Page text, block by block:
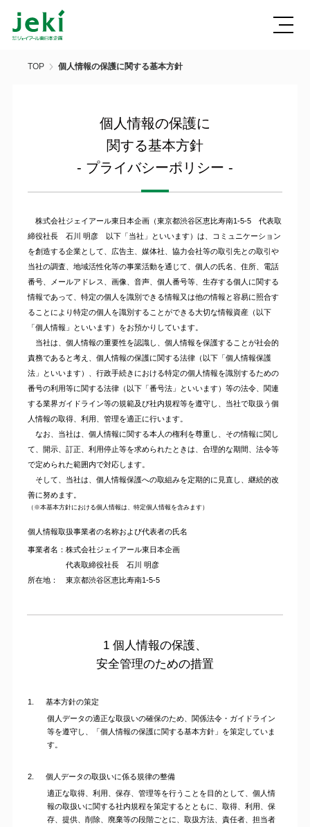
TOP 個人情報の保護に関する基本方針
個人情報の保護に
関する基本方針
- プライバシーポリシー -
株式会社ジェイアール東日本企画（東京都渋谷区恵比寿南1-5-5 代表取
締役社長 石川 明彦 以下「当社」といいます）は、コミュニケーション
を創造する企業として、広告主、媒体社、協力会社等の取引先との取引や
当社の調査、地域活性化等の事業活動を通じて、個人の氏名、住所、電話
番号、メールアドレス、画像、音声、個人番号等、生存する個人に関する
情報であって、特定の個人を識別できる情報又は他の情報と容易に照合す
ることにより特定の個人を識別することができる大切な情報資産（以下
「個人情報」といいます）をお預かりしています。
当社は、個人情報の重要性を認識し、個人情報を保護することが社会的
責務であると考え、個人情報の保護に関する法律（以下「個人情報保護
法」といいます）、行政手続きにおける特定の個人情報を識別するための
番号の利用等に関する法律（以下「番号法」といいます）等の法令、関連
する業界ガイドライン等の規範及び社内規程等を遵守し、当社で取扱う個
人情報の取得、利用、管理を適正に行います。
なお、当社は、個人情報に関する本人の権利を尊重し、その情報に関し
て、開示、訂正、利用停止等を求められたときは、合理的な期間、法令等
で定められた範囲内で対応します。
そして、当社は、個人情報保護への取組みを定期的に見直し、継続的改
善に努めます。
（※本基本方針における個人情報は、特定個人情報を含みます）
個人情報取扱事業者の名称および代表者の氏名
事業者名：株式会社ジェイアール東日本企画
代表取締役社長 石川 明彦
所在地：
東京都渋谷区恵比寿南1-5-5
1 個人情報の保護、
安全管理のための措置
1.
基本方針の策定
個人データの適正な取扱いの確保のため、関係法令・ガイドライン
等を遵守し、「個人情報の保護に関する基本方針」を策定していま
す。
2.
個人データの取扱いに係る規律の整備
適正な取得、利用、保存、管理等を行うことを目的として、個人情
報の取扱いに関する社内規程を策定するとともに、取得、利用、保
存、提供、削除、廃棄等の段階ごとに、取扱方法、責任者、担当者